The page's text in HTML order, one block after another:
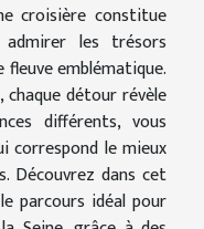
croisière constitue
admirer les trésors
emblématique.
chaque détour révèle
différents, vous
correspond le mieux
Découvrez dans cet
parcours idéal pour